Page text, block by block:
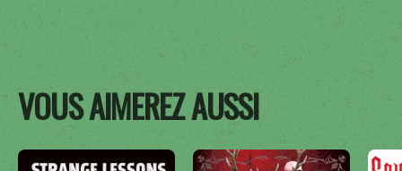
VOUS AIMEREZ AUSSI